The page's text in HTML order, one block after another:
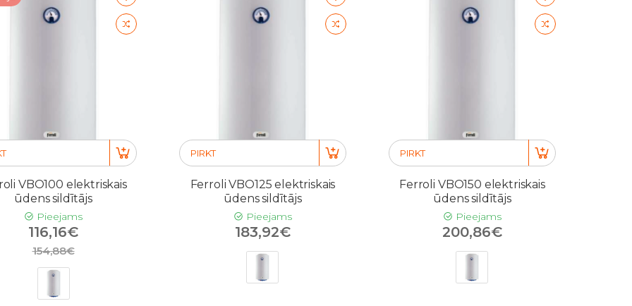
VBO100 elektriskais
ūdens sildītājs
Pieejams
116,16€
154,88€
PIRKT
Ferroli VBO125 elektriskais
ūdens sildītājs
Pieejams
183,92€
PIRKT
Ferroli VBO150 elektriskais
ūdens sildītājs
Pieejams
200,86€